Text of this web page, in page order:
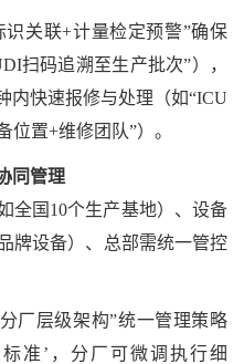
识关联+计量检定预警”确保
扫码追溯至生产批次”），
内快速报修与处理（如“ICU
置+维修团队”）。
同管理
全国 10个生产基地）、设备
牌设备）、总部需统一管控
厂层级架构”统一管理策略
准’，分厂可微调执行细